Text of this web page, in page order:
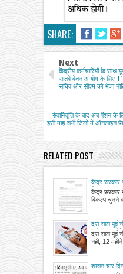
SHARE:
Next
केंद्रीय कर्मचारियों के साथ
सातवें वेतन आयोग के लिए
सचिव और सीएम को भेजा
सेवानिवृत्ति के बाद अब पेंशन के
इसी माह सभी जिलों में ऑनलाइन
RELATED POST
केंद्र सरकार
विकल्प चुनने
केंद्र सरकार
विकल्प चुनने
दस साल पूर्व
नहीं, 12
जाएगी सर्विस
दस साल पूर्व
नहीं, 12
शासन चार